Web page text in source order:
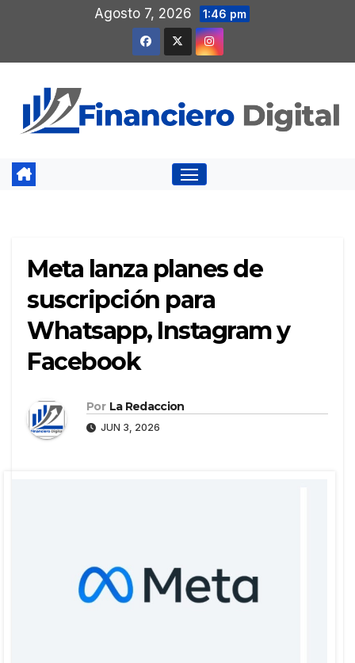
contenido
Agosto 7, 2026 1:46 pm
Meta lanza planes de
suscripción para
Whatsapp, Instagram y
Facebook
Por La Redaccion
JUN 3, 2026